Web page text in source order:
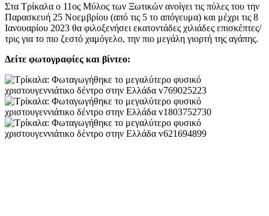
Στα Τρίκαλα ο 11ος Μύλος των Ξωτικών ανοίγει τις πύλες του την
Παρασκευή 25 Νοεμβρίου (από τις 5 το απόγευμα) και μέχρι τις 8
Ιανουαρίου 2023 θα φιλοξενήσει εκατοντάδες χιλιάδες επισκέπτες/
τρις για το πιο ζεστό χαμόγελο, την πιο μεγάλη γιορτή της αγάπης.
Δείτε φωτογραφίες και βίντεο: